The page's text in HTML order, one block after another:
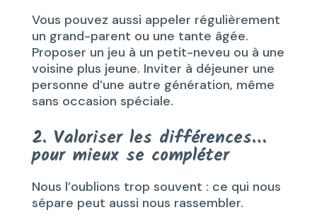
Vous pouvez aussi appeler régulièrement
un grand-parent ou une tante âgée.
Proposer un jeu à un petit-neveu ou à une
voisine plus jeune. Inviter à déjeuner une
personne d’une autre génération, même
sans occasion spéciale.
2. Valoriser les différences…
pour mieux se compléter
Nous l’oublions trop souvent : ce qui nous
sépare peut aussi nous rassembler.